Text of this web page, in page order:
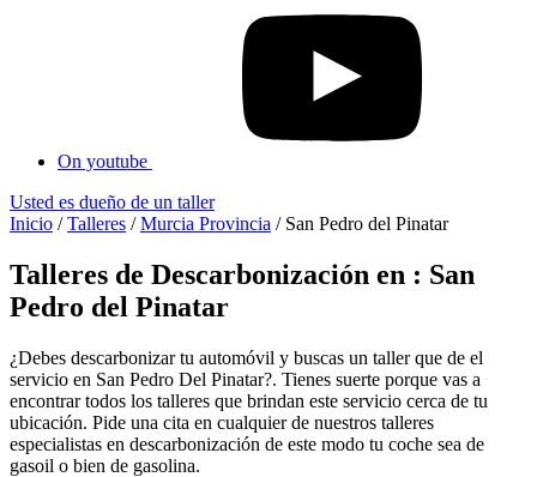
On youtube
Usted es dueño de un taller
Inicio /Talleres /Murcia Provincia / San Pedro del Pinatar
Talleres de Descarbonización en : San
Pedro del Pinatar
¿Debes descarbonizar tu automóvil y buscas un taller que de el
servicio en San Pedro Del Pinatar?. Tienes suerte porque vas a
encontrar todos los talleres que brindan este servicio cerca de tu
ubicación. Pide una cita en cualquier de nuestros talleres
especialistas en descarbonización de este modo tu coche sea de
gasoil o bien de gasolina.